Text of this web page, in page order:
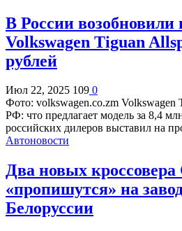
В России возобновили
Volkswagen Tiguan
рублей
Июл 22, 2025 109 0
Фото: volkswagen.co.zm Volkswagen
РФ: что предлагает модель за 8,4
российских дилеров выставил на
Автоновости
Два новых кроссовера
«пропишутся» на
Белоруссии